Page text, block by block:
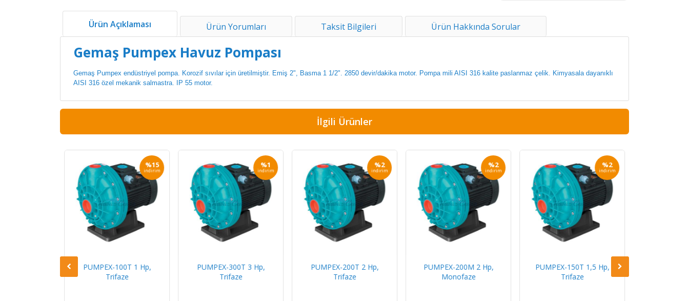
Ürün Açıklaması Ürün Yorumları Taksit Bilgileri Ürün Hakkında Sorular
Gemaş Pumpex Havuz Pompası
Gemaş Pumpex endüstriyel pompa. Korozif sıvılar için üretilmiştir. Emiş 2", Basma 1 1/2". 2850 devir/dakika motor. Pompa mili AISI 316 kalite paslanmaz çelik. Kimyasala dayanıklı
AISI 316 özel mekanik salmastra. IP 55 motor.
İlgili Ürünler
%15
indirim
PUMPEX-100T 1 Hp,
Trifaze
%1
indirim
PUMPEX-300T 3 Hp,
Trifaze
%2
indirim
PUMPEX-200T 2 Hp,
Trifaze
%2
indirim
PUMPEX-200M 2 Hp,
Monofaze
%2
indirim
PUMPEX-150T 1,5 Hp,
Trifaze